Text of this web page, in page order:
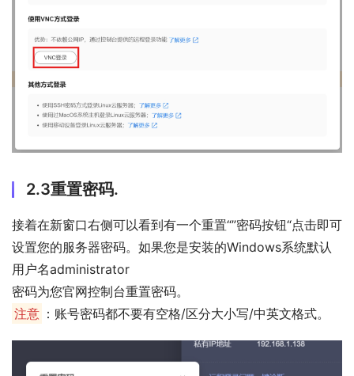
2.3重置密码.
接着在新窗口右侧可以看到有一个重置“”密码按钮“点击即可
设置您的服务器密码。如果您是安装的Windows系统默认
用户名administrator
密码为您官网控制台重置密码。
注意 ：账号密码都不要有空格/区分大小写/中英文格式。